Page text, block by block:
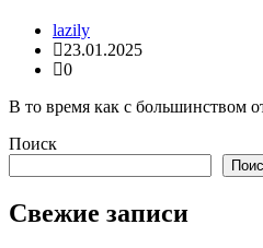
lazily
23.01.2025
0
В то время как с большинством
Поиск
Свежие записи